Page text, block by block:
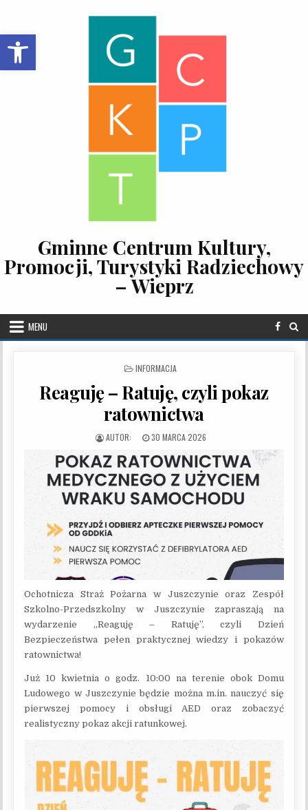
Open toolbar
Gminne Centrum Kultury,
Promocji, Turystyki Radziechowy
– Wieprz
MENU
POSTED IN
INFORMACJA
Reaguję – Ratuję, czyli pokaz
ratownictwa
PUBLISHED DATE:
30 MARCA 2026
Ochotnicza Straż Pożarna w Juszczynie oraz Zespół
Szkolno-Przedszkolny w Juszczynie zapraszają na
wydarzenie „Reaguję – Ratuję”, czyli Dzień
Bezpieczeństwa pełen praktycznej wiedzy i pokazów
ratownictwa!
Już 10 kwietnia o godz. 10:00 na terenie obok Domu
Ludowego w Juszczynie będzie można m.in. nauczyć się
pierwszej pomocy i obsługi AED oraz zobaczyć
realistyczny pokaz akcji ratunkowej.